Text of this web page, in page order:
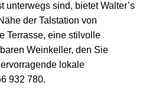
unterwegs sind, bietet Walter’s
der Talstation von
Terrasse, eine stilvolle
Weinkeller, den Sie
lokale
932 780.